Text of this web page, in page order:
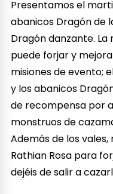
Presentamos el
abanicos Dragón de
Dragón danzante.
puede forjar y
misiones de evento;
y los abanicos
de recompensa por
monstruos de
Además de los
Rathian Rosa para
dejéis de salir a